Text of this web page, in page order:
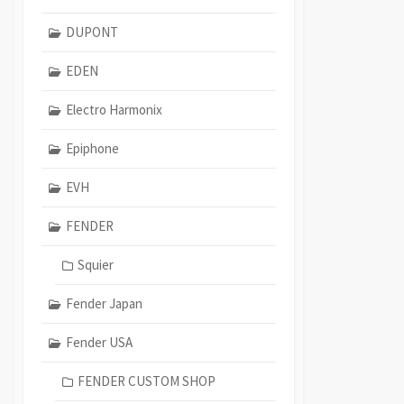
DUPONT
EDEN
Electro Harmonix
Epiphone
EVH
FENDER
Squier
Fender Japan
Fender USA
FENDER CUSTOM SHOP